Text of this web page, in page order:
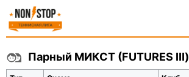
Парный МИКСТ (FUTURES III)